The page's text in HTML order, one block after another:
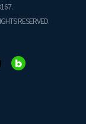
RESERVED.